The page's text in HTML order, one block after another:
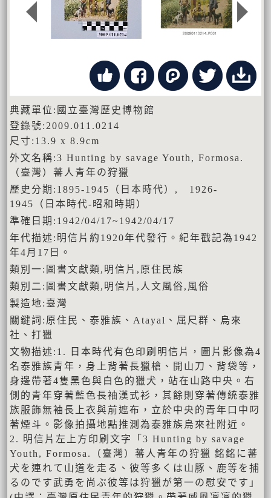
典藏單位:國立臺灣歷史博物館
登錄號:2009.011.0214
尺寸:13.9 x 8.9cm
外文名稱:3 Hunting by savage Youth, Formosa.
（臺灣）蕃人青年の狩獵
歷史分期:1895-1945（日本時代）, 1926-
1945（日本時代-昭和時期）
準確日期:1942/04/17~1942/04/17
年代描述:明信片約1920年代發行。紀年戳記為1942
年4月17日。
類別一:圖書文獻類,明信片,原住民族
類別二:圖書文獻類,明信片,人文風俗,風俗
製造地:臺灣
關鍵詞:原住民、泰雅族、Atayal、屈尺群、烏來
社、打獵
文物描述:1. 日本時代有色印刷明信片，圖片影像為4
名泰雅族青年，身上背著長獵槍、開山刀、背袋等，
身邊帶著4隻黑色與白色的獵犬，站在山路中央。右
側的青年穿著藍色長袖漢式衫，其餘則穿著傳統泰雅
族服飾無袖長上衣與前遮布，立於中央的青年口中叼
著煙斗。影像拍攝地點推測為泰雅族烏來社附近。
2. 明信片左上方印刷文字「3 Hunting by savage
Youth, Formosa.（臺灣）蕃人青年の狩獵 銘銘に蕃
犬を連れて山道を走る、彼等多くは山豚、鹿等を捕
るのです武勇を尚ぶ彼等は狩獵が第一の慰安です」